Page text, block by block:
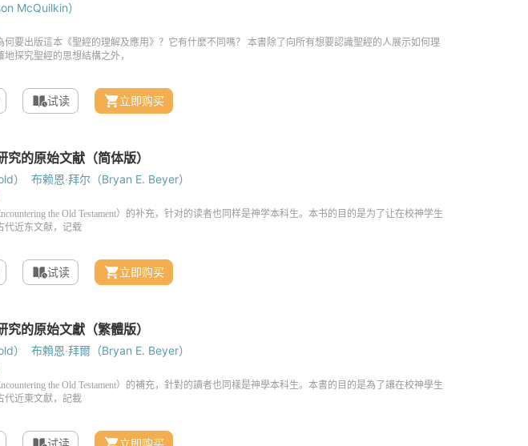
McQuilkin）
试读 立即购买
） 布赖恩‧拜尔（Bryan E. Beyer）
试读 立即购买
） 布賴恩‧拜爾（Bryan E. Beyer）